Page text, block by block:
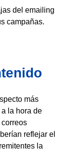
del emailing
campañas.
más
la hora de
reflejar el
la